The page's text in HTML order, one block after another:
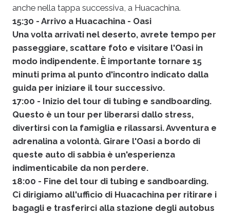
anche nella tappa successiva, a Huacachina.
15:30 - Arrivo a Huacachina - Oasi
Una volta arrivati nel deserto, avrete tempo per
passeggiare, scattare foto e visitare l'Oasi in
modo indipendente. È importante tornare 15
minuti prima al punto d'incontro indicato dalla
guida per iniziare il tour successivo.
17:00 - Inizio del tour di tubing e sandboarding.
Questo è un tour per liberarsi dallo stress,
divertirsi con la famiglia e rilassarsi. Avventura e
adrenalina a volontà. Girare l'Oasi a bordo di
queste auto di sabbia è un'esperienza
indimenticabile da non perdere.
18:00 - Fine del tour di tubing e sandboarding.
Ci dirigiamo all'ufficio di Huacachina per ritirare i
bagagli e trasferirci alla stazione degli autobus